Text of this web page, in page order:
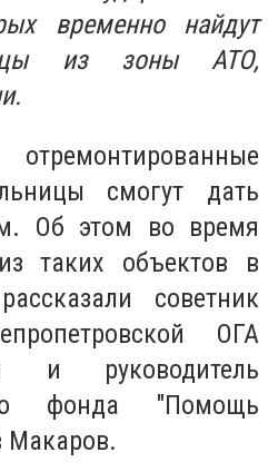
временно найдут
из зоны АТО,
смогут дать
Об этом во время
таких объектов в
советник
ОГА
и руководитель
фонда "Помощь
Макаров.